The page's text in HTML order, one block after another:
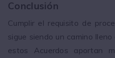
Conclusión
Cumplir el requisito de
sigue siendo un camino
estos Acuerdos aportan